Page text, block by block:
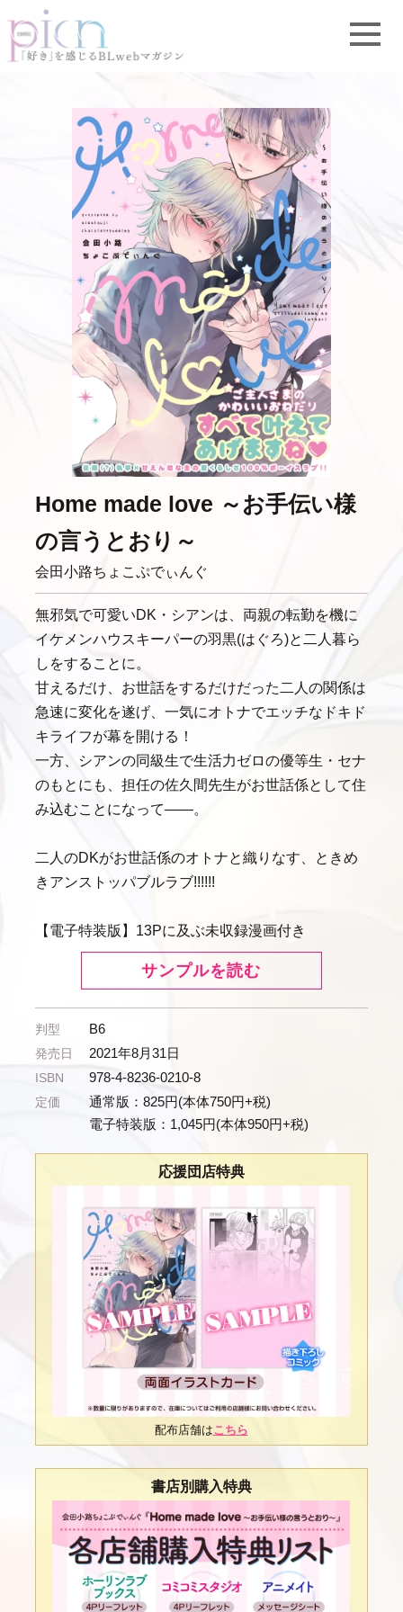
Home made love ～お手伝い様
の言うとおり～
会田小路ちょこぷでぃんぐ
無邪気で可愛いDK・シアンは、両親の転勤を機に
イケメンハウスキーパーの羽黒(はぐろ)と二人暮ら
しをすることに。
甘えるだけ、お世話をするだけだった二人の関係は
急速に変化を遂げ、一気にオトナでエッチなドキド
キライフが幕を開ける！
一方、シアンの同級生で生活力ゼロの優等生・セナ
のもとにも、担任の佐久間先生がお世話係として住
み込むことになって――。
二人のDKがお世話係のオトナと織りなす、ときめ
きアンストッパブルラブ!!!!!!
【電子特装版】13Pに及ぶ未収録漫画付き
サンプルを読む
判型 B6
発売日 2021年8月31日
ISBN 978-4-8236-0210-8
定価
通常版：825円(本体750円+税)
電子特装版：1,045円(本体950円+税)
応援団店特典
配布店舗はこちら
書店別購入特典